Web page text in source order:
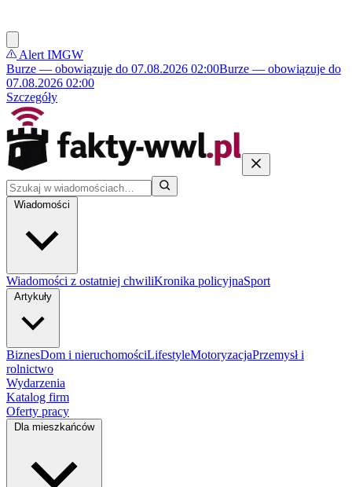
Alert IMGW
Burze — obowiązuje do 07.08.2026 02:00Burze — obowiązuje do
07.08.2026 02:00
Szczegóły
Wiadomości
Wiadomości z ostatniej chwiliKronika policyjnaSport
Artykuły
BiznesDom i nieruchomościLifestyleMotoryzacjaPrzemysł i
rolnictwo
Wydarzenia
Katalog firm
Oferty pracy
Dla mieszkańców